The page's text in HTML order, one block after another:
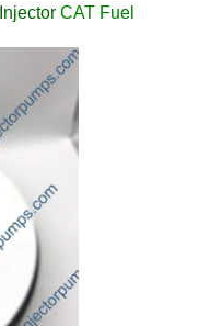
CAT Fuel